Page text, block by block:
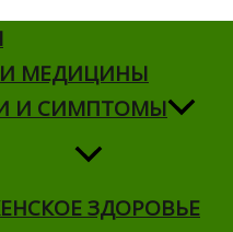
МЕДИЦИНЫ
И СИМПТОМЫ
ЗДОРОВЬЕ